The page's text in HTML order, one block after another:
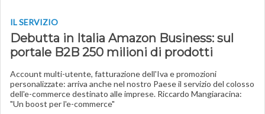
IL SERVIZIO
Debutta in Italia Amazon Business: sul
portale B2B 250 milioni di prodotti
Account multi-utente, fatturazione dell'Iva e promozioni
personalizzate: arriva anche nel nostro Paese il servizio del colosso
dell'e-commerce destinato alle imprese. Riccardo Mangiaracina:
"Un boost per l'e-commerce"